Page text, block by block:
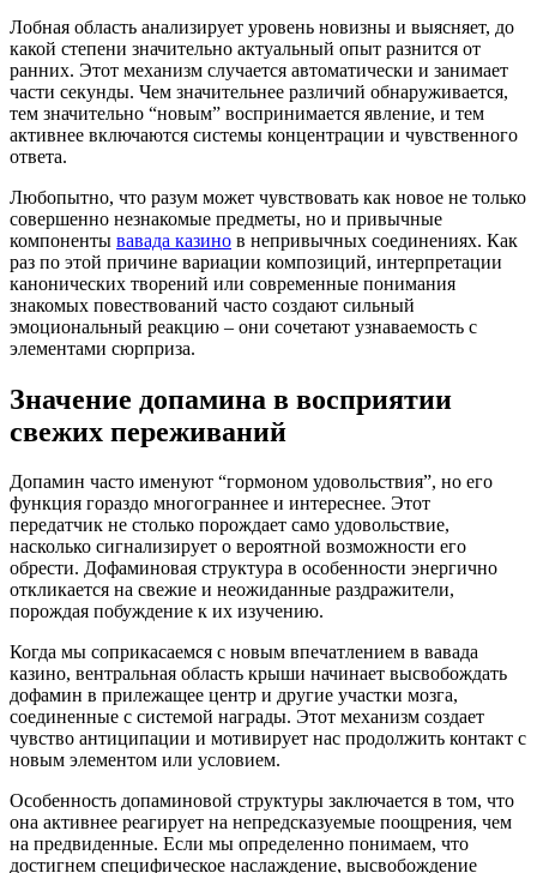
Лобная область анализирует уровень новизны и выясняет, до
какой степени значительно актуальный опыт разнится от
ранних. Этот механизм случается автоматически и занимает
части секунды. Чем значительнее различий обнаруживается,
тем значительно “новым” воспринимается явление, и тем
активнее включаются системы концентрации и чувственного
ответа.
Любопытно, что разум может чувствовать как новое не только
совершенно незнакомые предметы, но и привычные
компоненты вавада казино в непривычных соединениях. Как
раз по этой причине вариации композиций, интерпретации
канонических творений или современные понимания
знакомых повествований часто создают сильный
эмоциональный реакцию – они сочетают узнаваемость с
элементами сюрприза.
Значение допамина в восприятии
свежих переживаний
Допамин часто именуют “гормоном удовольствия”, но его
функция гораздо многограннее и интереснее. Этот
передатчик не столько порождает само удовольствие,
насколько сигнализирует о вероятной возможности его
обрести. Дофаминовая структура в особенности энергично
откликается на свежие и неожиданные раздражители,
порождая побуждение к их изучению.
Когда мы соприкасаемся с новым впечатлением в вавада
казино, вентральная область крыши начинает высвобождать
дофамин в прилежащее центр и другие участки мозга,
соединенные с системой награды. Этот механизм создает
чувство антиципации и мотивирует нас продолжить контакт с
новым элементом или условием.
Особенность допаминовой структуры заключается в том, что
она активнее реагирует на непредсказуемые поощрения, чем
на предвиденные. Если мы определенно понимаем, что
достигнем специфическое наслаждение, высвобождение